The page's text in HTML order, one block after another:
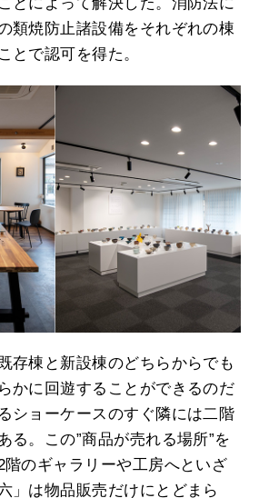
類焼防止諸設備をそれぞれの棟
とで認可を得た。
存棟と新設棟のどちらからでも
かに回遊することができるのだ
ショーケースのすぐ隣には二階
る。この”商品が売れる場所”を
のギャラリーや工房へといざ
」は物品販売だけにとどまら